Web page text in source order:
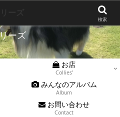
ーズ
お店
Collies’
みんなのアルバム
Album
お問い合わせ
Contact
検索